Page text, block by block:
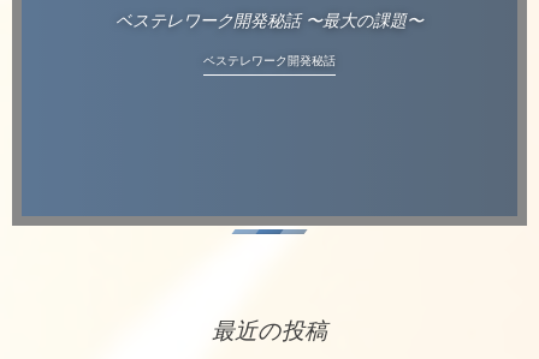
ベステレワーク開発秘話 〜最大の課題〜
ベステレワーク開発秘話
最近の投稿